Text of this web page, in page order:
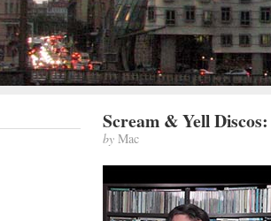
Scream & Yell
byMac